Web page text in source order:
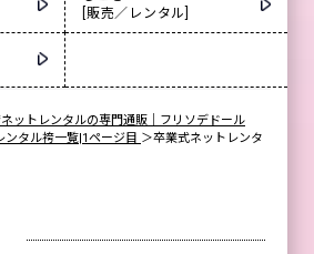
[販売／レンタル]
ットレンタルの専門通販｜フリソデドール
ンタル袴一覧|1ページ目 ＞卒業式ネットレンタ